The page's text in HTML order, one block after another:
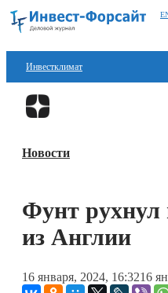
Инвестклимат
Финансы
Блокчейн
Технологии
Книги
Новости
Фунт рухнул
из Англии
16 января, 2024, 16:3216